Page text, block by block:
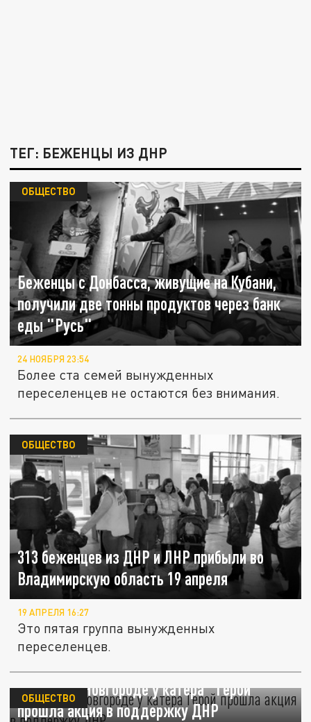
ТЕГ: БЕЖЕНЦЫ ИЗ ДНР
Беженцы с Донбасса, живущие на Кубани,
получили две тонны продуктов через банк
еды "Русь"
ОБЩЕСТВО
24 НОЯБРЯ 23:54
Более ста семей вынужденных
переселенцев не остаются без внимания.
313 беженцев из ДНР и ЛНР прибыли во
Владимирскую область 19 апреля
ОБЩЕСТВО
19 АПРЕЛЯ 16:27
Это пятая группа вынужденных
переселенцев.
В Нижнем Новгороде у катера "Герой"
прошла акция в поддержку ДНР
ОБЩЕСТВО